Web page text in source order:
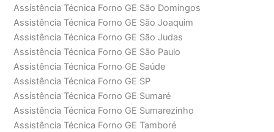
Assistência Técnica Forno GE São Domingos
Assistência Técnica Forno GE São Joaquim
Assistência Técnica Forno GE São Judas
Assistência Técnica Forno GE São Paulo
Assistência Técnica Forno GE Saúde
Assistência Técnica Forno GE SP
Assistência Técnica Forno GE Sumaré
Assistência Técnica Forno GE Sumarezinho
Assistência Técnica Forno GE Tamboré